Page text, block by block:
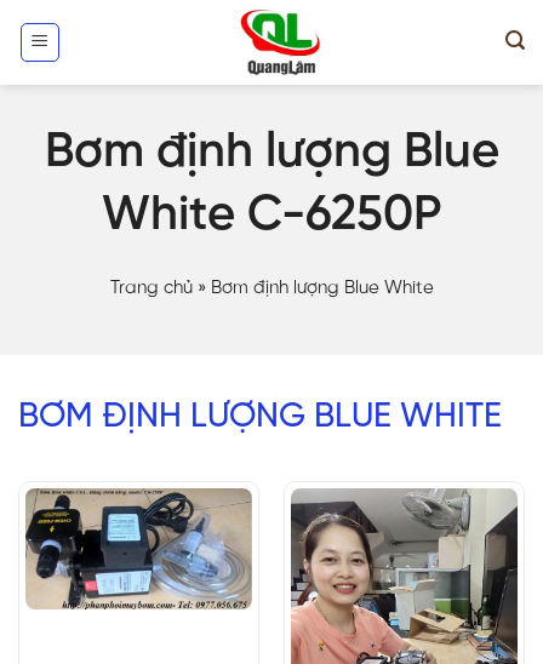
Bơm định lượng Blue
White C-6250P
Trang chủ» Bơm định lượng Blue White
BƠM ĐỊNH LƯỢNG BLUE WHITE